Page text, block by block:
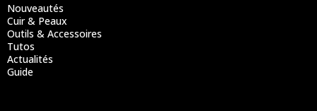
Nouveautés
Cuir & Peaux
Outils & Accessoires
Tutos
Actualités
Guide